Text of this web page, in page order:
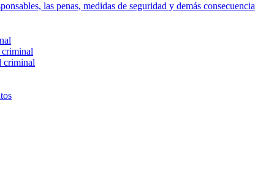
las penas, medidas de seguridad y demás
criminal
criminal